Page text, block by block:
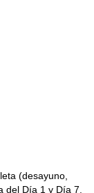
lugares
8 días para
hermosos
nevados
atravesar con
Todo esto hace
previa
sobre
(desayuno,
del Día 1 y Día 7.